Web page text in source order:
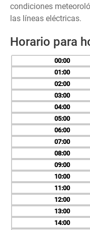
condiciones
las líneas eléctricas.
Horario para
00
01
02
03
04
05
06
07
08
09
10
11
12
13
14